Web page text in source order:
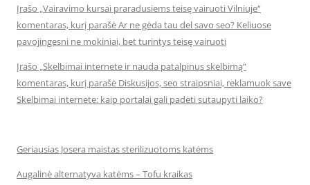
Įrašo „Vairavimo kursai praradusiems teisę vairuoti Vilniuje“
komentaras, kurį parašė Ar ne gėda tau del savo seo? Keliuose
pavojingesni ne mokiniai, bet turintys teisę vairuoti
Įrašo „Skelbimai internete ir nauda patalpinus skelbimą“
komentaras, kurį parašė Diskusijos, seo straipsniai, reklamuok save
Skelbimai internete: kaip portalai gali padėti sutaupyti laiko?
Geriausias Josera maistas sterilizuotoms katėms
Augalinė alternatyva katėms – Tofu kraikas